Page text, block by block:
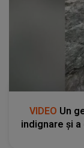
VIDEO Un
indignare și